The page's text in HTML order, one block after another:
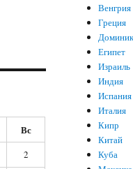
Вс
2
Венгрия
Греция
Египет
Израиль
Индия
Испания
Италия
Кипр
Китай
Куба